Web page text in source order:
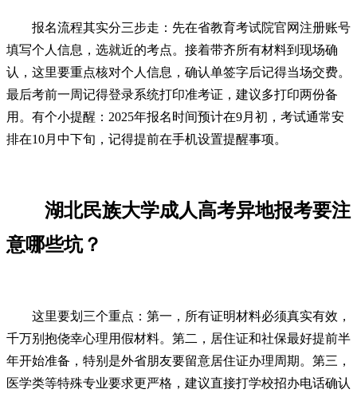
报名流程其实分三步走：先在省教育考试院官网注册账号
填写个人信息，选就近的考点。接着带齐所有材料到现场确
认，这里要重点核对个人信息，确认单签字后记得当场交费。
最后考前一周记得登录系统打印准考证，建议多打印两份备
用。有个小提醒：2025年报名时间预计在9月初，考试通常安
排在10月中下旬，记得提前在手机设置提醒事项。
湖北民族大学成人高考异地报考要注
意哪些坑？
这里要划三个重点：第一，所有证明材料必须真实有效，
千万别抱侥幸心理用假材料。第二，居住证和社保最好提前半
年开始准备，特别是外省朋友要留意居住证办理周期。第三，
医学类等特殊专业要求更严格，建议直接打学校招办电话确认